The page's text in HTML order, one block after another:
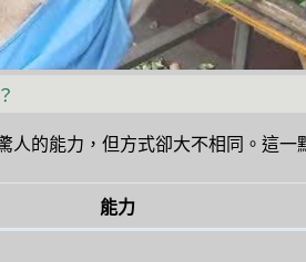
人的能力，但方式卻大不相同。這一
能力